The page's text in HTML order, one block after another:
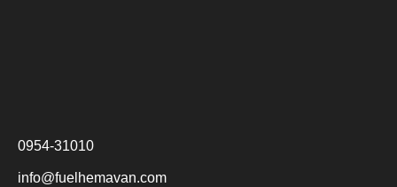
0954-31010
info@fuelhemavan.com